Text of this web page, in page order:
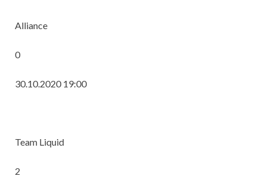
Alliance
0
30.10.2020 19:00
Team Liquid
2